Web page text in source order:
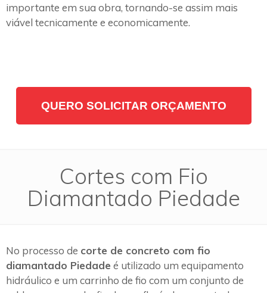
importante em sua obra, tornando-se assim mais
viável tecnicamente e economicamente.
QUERO SOLICITAR ORÇAMENTO
Cortes com Fio
Diamantado Piedade
No processo de corte de concreto com fio
diamantado Piedade é utilizado um equipamento
hidráulico e um carrinho de fio com um conjunto de